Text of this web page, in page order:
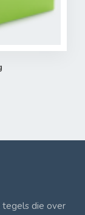
tegels die over